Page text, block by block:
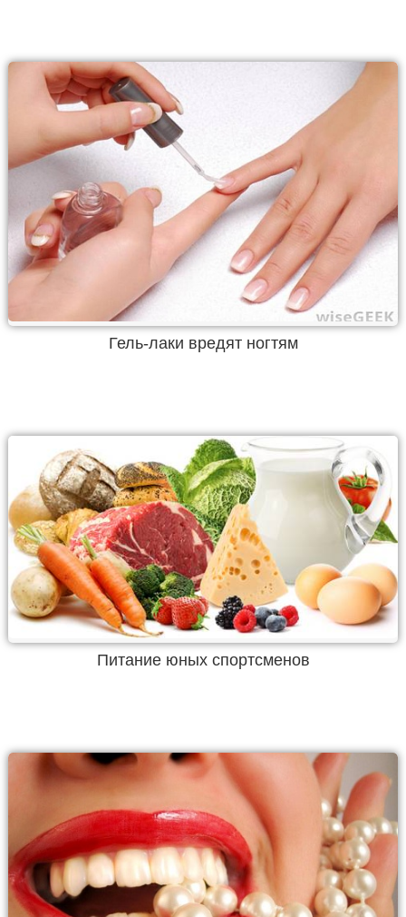
Гель-лаки вредят ногтям
Питание юных спортсменов